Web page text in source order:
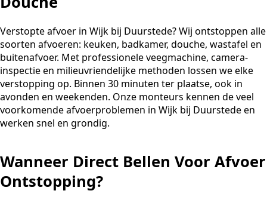
Verstopte afvoer in Wijk bij Duurstede? Wij ontstoppen alle
soorten afvoeren: keuken, badkamer, douche, wastafel en
buitenafvoer. Met professionele veegmachine, camera-
inspectie en milieuvriendelijke methoden lossen we elke
verstopping op. Binnen 30 minuten ter plaatse, ook in
avonden en weekenden. Onze monteurs kennen de veel
voorkomende afvoerproblemen in Wijk bij Duurstede en
werken snel en grondig.
Wanneer Direct Bellen Voor Afvoer
Ontstopping?